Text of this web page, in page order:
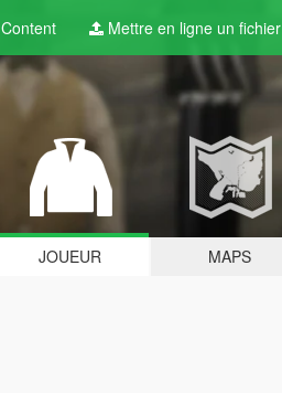
Content Mettre en ligne un fichier
JOUEUR MAPS